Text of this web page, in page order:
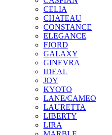
CELIA
CHATEAU
CONSTANCE
ELEGANCE
FJORD
GALAXY
GINEVRA
IDEAL
JOY
KYOTO
LANE/CAMEO
LAURETTA
LIBERTY
LIRA